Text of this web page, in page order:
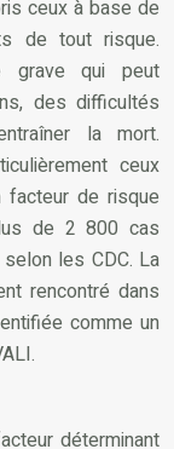
ceux à base de
de tout risque.
grave qui peut
des difficultés
la mort.
ceux
facteur de risque
de 2 800 cas
les CDC. La
rencontré dans
comme un
déterminant